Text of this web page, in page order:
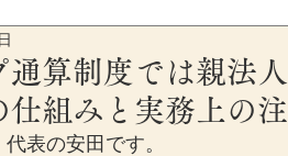
経営
通算制度では親法
仕組みと実務上の
表の安田です。